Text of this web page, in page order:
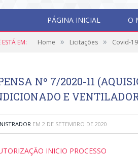
PÁGINA INICIAL O
EM: Home » Licitações » Covid-19
Nº 7/2020-11
E
EM 2 DE SETEMBRO DE 2020
INICIO PROCESSO